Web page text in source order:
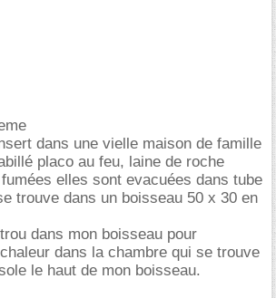
dans une vielle maison de famille
placo au feu, laine de roche
elles sont evacuées dans tube
trouve dans un boisseau 50 x 30 en
dans mon boisseau pour
dans la chambre qui se trouve
le haut de mon boisseau.